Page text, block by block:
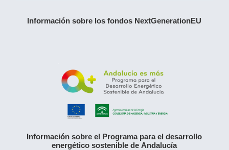
Información sobre los fondos NextGenerationEU
Información sobre el Programa para el desarrollo
energético sostenible de Andalucía